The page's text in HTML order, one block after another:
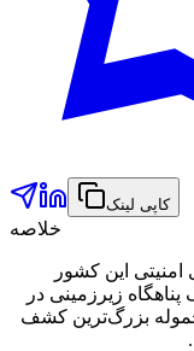
کاپی لینک
خلاصه
امنیتی این کشور
از یک پناهگاه زیرزمینی در
بزرگ‌ترین کشف